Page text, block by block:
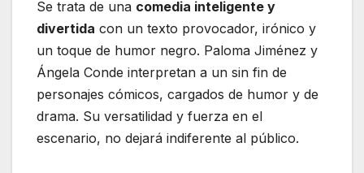
Se trata de una comedia inteligente y
divertida con un texto provocador, irónico y
un toque de humor negro. Paloma Jiménez y
Ángela Conde interpretan a un sin fin de
personajes cómicos, cargados de humor y de
drama. Su versatilidad y fuerza en el
escenario, no dejará indiferente al público.